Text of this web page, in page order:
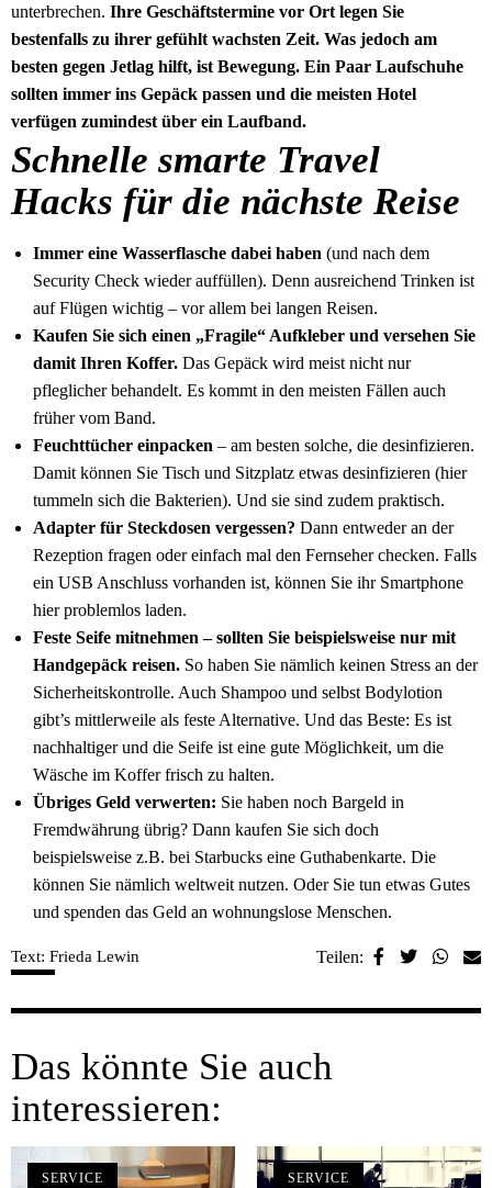
unterbrechen. Ihre Geschäftstermine vor Ort legen Sie
bestenfalls zu ihrer gefühlt wachsten Zeit. Was jedoch am
besten gegen Jetlag hilft, ist Bewegung. Ein Paar Laufschuhe
sollten immer ins Gepäck passen und die meisten Hotel
verfügen zumindest über ein Laufband.
Schnelle smarte Travel
Hacks für die nächste Reise
Immer eine Wasserflasche dabei haben (und nach dem
Security Check wieder auffüllen). Denn ausreichend Trinken ist
auf Flügen wichtig – vor allem bei langen Reisen.
Kaufen Sie sich einen „Fragile“ Aufkleber und versehen Sie
damit Ihren Koffer. Das Gepäck wird meist nicht nur
pfleglicher behandelt. Es kommt in den meisten Fällen auch
früher vom Band.
Feuchttücher einpacken – am besten solche, die desinfizieren.
Damit können Sie Tisch und Sitzplatz etwas desinfizieren (hier
tummeln sich die Bakterien). Und sie sind zudem praktisch.
Adapter für Steckdosen vergessen? Dann entweder an der
Rezeption fragen oder einfach mal den Fernseher checken. Falls
ein USB Anschluss vorhanden ist, können Sie ihr Smartphone
hier problemlos laden.
Feste Seife mitnehmen – sollten Sie beispielsweise nur mit
Handgepäck reisen. So haben Sie nämlich keinen Stress an der
Sicherheitskontrolle. Auch Shampoo und selbst Bodylotion
gibt’s mittlerweile als feste Alternative. Und das Beste: Es ist
nachhaltiger und die Seife ist eine gute Möglichkeit, um die
Wäsche im Koffer frisch zu halten.
Übriges Geld verwerten: Sie haben noch Bargeld in
Fremdwährung übrig? Dann kaufen Sie sich doch
beispielsweise z.B. bei Starbucks eine Guthabenkarte. Die
können Sie nämlich weltweit nutzen. Oder Sie tun etwas Gutes
und spenden das Geld an wohnungslose Menschen.
Text: Frieda Lewin Teilen:
Das könnte Sie auch
interessieren:
SERVICE SERVICE